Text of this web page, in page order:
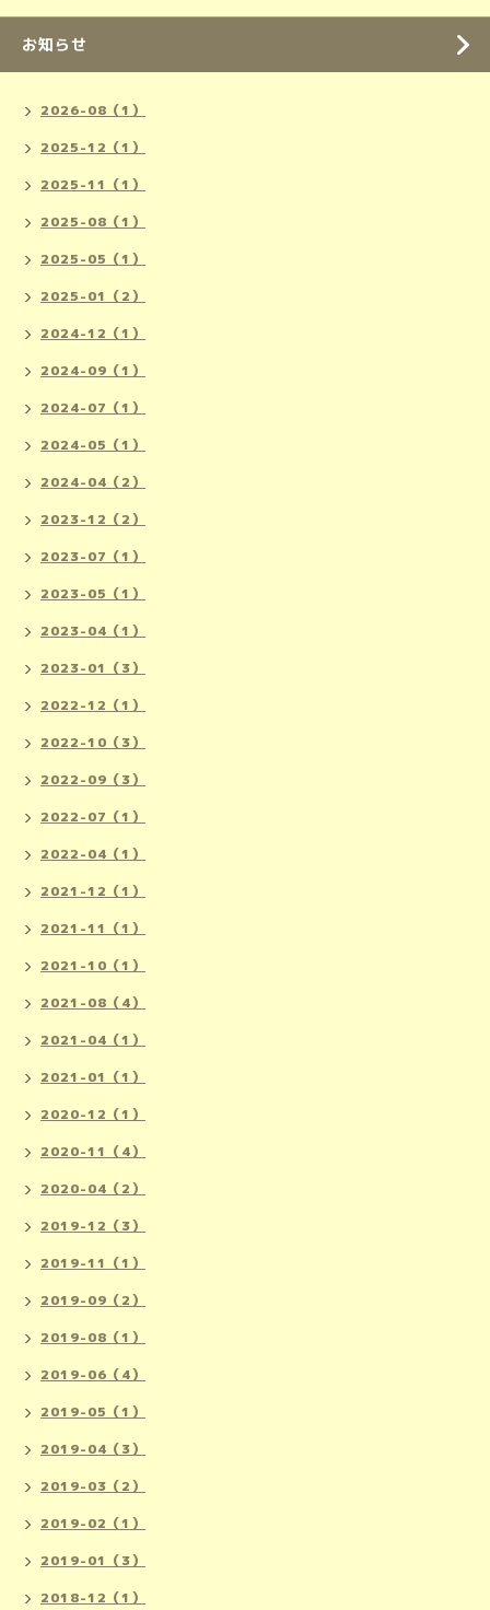
お知らせ
2026-08（1）
2025-12（1）
2025-11（1）
2025-08（1）
2025-05（1）
2025-01（2）
2024-12（1）
2024-09（1）
2024-07（1）
2024-05（1）
2024-04（2）
2023-12（2）
2023-07（1）
2023-05（1）
2023-04（1）
2023-01（3）
2022-12（1）
2022-10（3）
2022-09（3）
2022-07（1）
2022-04（1）
2021-12（1）
2021-11（1）
2021-10（1）
2021-08（4）
2021-04（1）
2021-01（1）
2020-12（1）
2020-11（4）
2020-04（2）
2019-12（3）
2019-11（1）
2019-09（2）
2019-08（1）
2019-06（4）
2019-05（1）
2019-04（3）
2019-03（2）
2019-02（1）
2019-01（3）
2018-12（1）